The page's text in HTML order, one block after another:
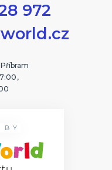
972
Příbram
BY